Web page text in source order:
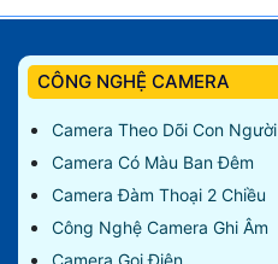
CÔNG NGHỆ CAMERA
Camera Theo Dõi Con Người
Camera Có Màu Ban Đêm
Camera Đàm Thoại 2 Chiều
Công Nghệ Camera Ghi Âm
Camera Gọi Điện